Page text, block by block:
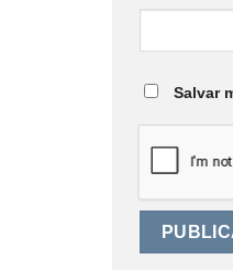
Salvar